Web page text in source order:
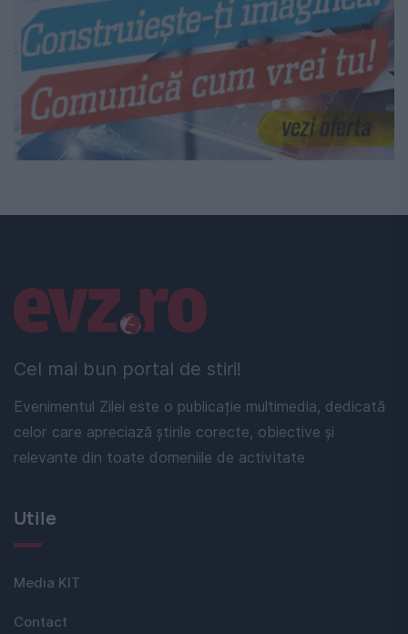
Cel mai bun portal de stiri!
Evenimentul Zilei este o publicație multimedia, dedicată
celor care apreciază știrile corecte, obiective și
relevante din toate domeniile de activitate
Linkuri utile
Utile
Media KIT
Contact